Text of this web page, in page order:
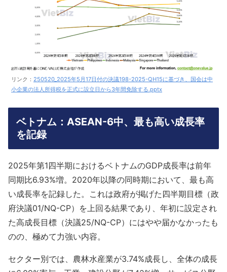
リンク： 250520_2025年5月17日付の決議198-2025-QH15に基づき、国会は中
小企業の法人所得税を正式に設立日から3年間免除する.pptx
ベトナム：ASEAN-6中、最も高い成長率
を記録
2025年第1四半期におけるベトナムのGDP成長率は前年
同期比6.93%増。2020年以降の同時期において、最も高
い成長率を記録した。これは政府が掲げた四半期目標（政
府決議01/NQ-CP）を上回る結果であり、年初に設定され
た高成長目標（決議25/NQ-CP）にはやや届かなかったも
のの、極めて力強い内容。
セクター別では、農林水産業が3.74%成長し、全体の成長